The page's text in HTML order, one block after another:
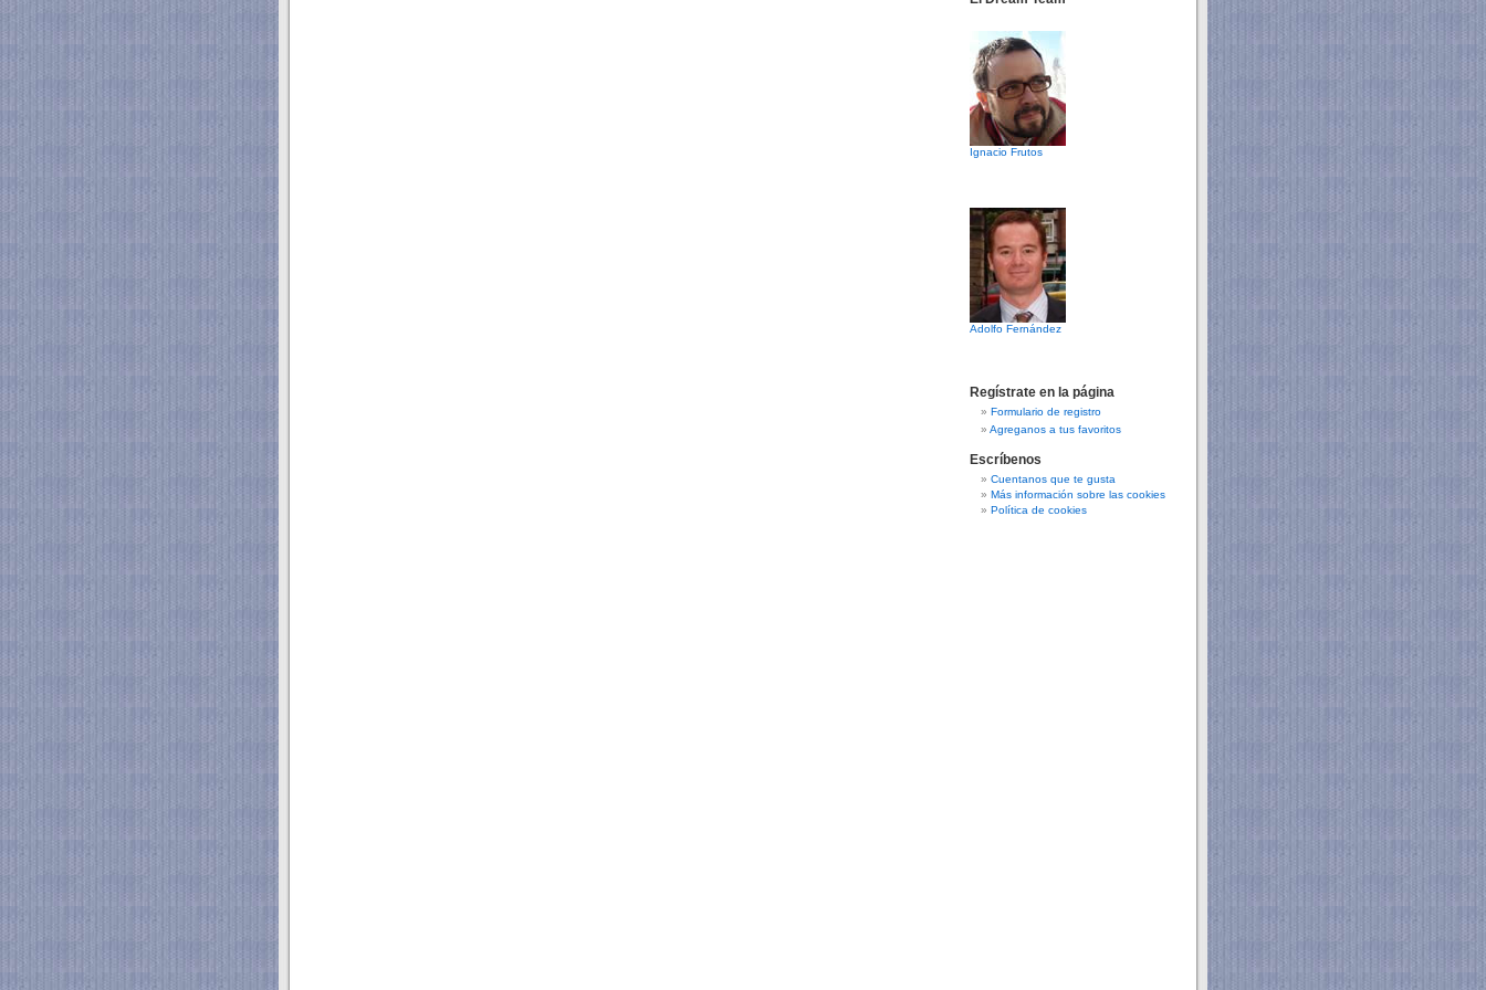
Ignacio Frutos
Adolfo Fernández
Regístrate en la página
Formulario de registro
Agreganos a tus favoritos
Escríbenos
Cuentanos que te gusta
Más información sobre las cookies
Política de cookies